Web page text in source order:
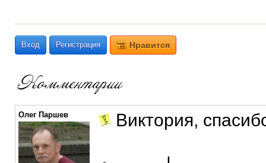
Вход Регистрация Нравится
Олег Паршев Виктория,